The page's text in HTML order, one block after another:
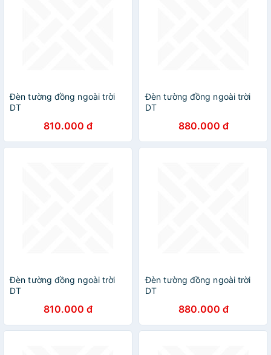
Đèn tường đồng ngoài trời
DT
810.000 đ
Đèn tường đồng ngoài trời
DT
880.000 đ
Đèn tường đồng ngoài trời
DT
810.000 đ
Đèn tường đồng ngoài trời
DT
880.000 đ